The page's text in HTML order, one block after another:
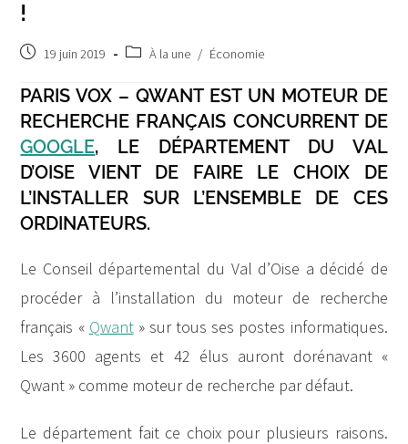
!
Post19 juin 2019
PostÀ la une / Économie
PARIS VOX – QWANT EST UN MOTEUR DE
RECHERCHE FRANÇAIS CONCURRENT DE
GOOGLE, LE DÉPARTEMENT DU VAL
D’OISE VIENT DE FAIRE LE CHOIX DE
L’INSTALLER SUR L’ENSEMBLE DE CES
ORDINATEURS.
Le Conseil départemental du Val d’Oise a décidé de
procéder à l’installation du moteur de recherche
français « Qwant» sur tous ses postes informatiques.
Les 3600 agents et 42 élus auront dorénavant «
Qwant » comme moteur de recherche par défaut.
Le département fait ce choix pour plusieurs raisons.